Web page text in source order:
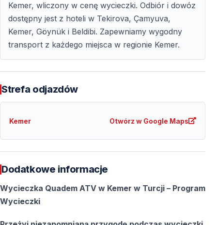
Kemer, wliczony w cenę wycieczki. Odbiór i dowóz
dostępny jest z hoteli w Tekirova, Çamyuva,
Kemer, Göynük i Beldibi. Zapewniamy wygodny
transport z każdego miejsca w regionie Kemer.
Strefa odjazdów
Kemer Otwórz w Google Maps
Dodatkowe informacje
Wycieczka Quadem ATV w Kemer w Turcji – Program
Wycieczki